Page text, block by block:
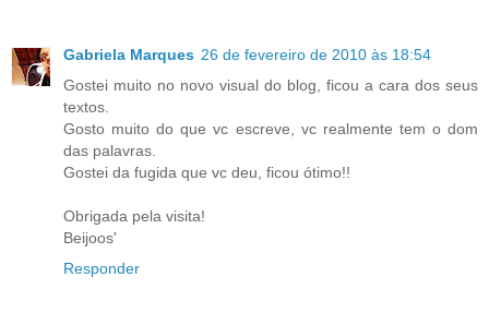
Gabriela Marques 26 de fevereiro de 2010 às 18:54
Gostei muito no novo visual do blog, ficou a cara dos seus
textos.
Gosto muito do que vc escreve, vc realmente tem o dom
das palavras.
Gostei da fugida que vc deu, ficou ótimo!!
Obrigada pela visita!
Beijoos'
Responder